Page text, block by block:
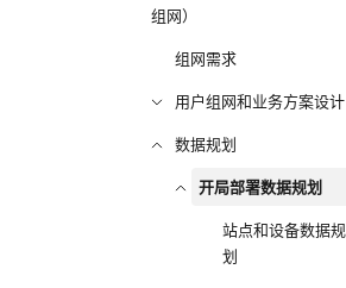
组网）
组网需求
用户组网和业务方案设计
数据规划
开局部署数据规划
站点和设备数据规
划